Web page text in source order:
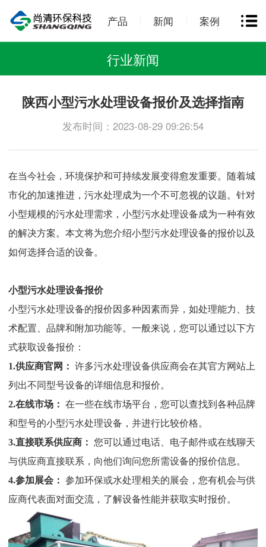
产品 新闻 案例
行业新闻
陕西小型污水处理设备报价及选择指南
发布时间：2023-08-29 09:26:54
在当今社会，环境保护和可持续发展变得愈发重要。随着城
市化的加速推进，污水处理成为一个不可忽视的议题。针对
小型规模的污水处理需求，小型污水处理设备成为一种有效
的解决方案。本文将为您介绍小型污水处理设备的报价以及
如何选择合适的设备。
小型污水处理设备报价
小型污水处理设备的报价因多种因素而异，如处理能力、技
术配置、品牌和附加功能等。一般来说，您可以通过以下方
式获取设备报价：
1.供应商官网： 许多污水处理设备供应商会在其官方网站上
列出不同型号设备的详细信息和报价。
2.在线市场： 在一些在线市场平台，您可以查找到各种品牌
和型号的小型污水处理设备，并进行比较价格。
3.直接联系供应商： 您可以通过电话、电子邮件或在线聊天
与供应商直接联系，向他们询问您所需设备的报价信息。
4.参加展会： 参加环保或水处理相关的展会，您有机会与供
应商代表面对面交流，了解设备性能并获取实时报价。